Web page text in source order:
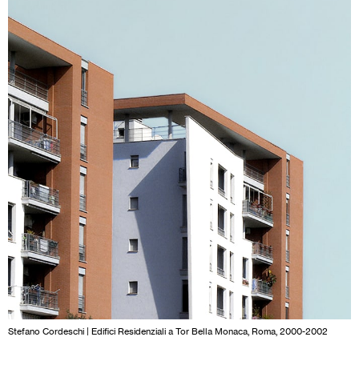
Stefano Cordeschi | Edifici Residenziali a Tor Bella Monaca, Roma, 2000-2002